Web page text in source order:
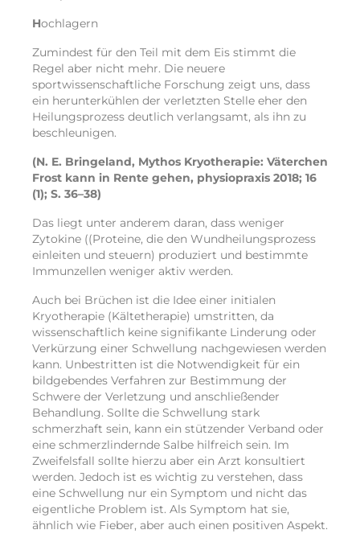
Hochlagern
Zumindest für den Teil mit dem Eis stimmt die
Regel aber nicht mehr. Die neuere
sportwissenschaftliche Forschung zeigt uns, dass
ein herunterkühlen der verletzten Stelle eher den
Heilungsprozess deutlich verlangsamt, als ihn zu
beschleunigen.
(N. E. Bringeland, Mythos Kryotherapie: Väterchen
Frost kann in Rente gehen, physiopraxis 2018; 16
(1); S. 36–38)
Das liegt unter anderem daran, dass weniger
Zytokine ((Proteine, die den Wundheilungsprozess
einleiten und steuern) produziert und bestimmte
Immunzellen weniger aktiv werden.
Auch bei Brüchen ist die Idee einer initialen
Kryotherapie (Kältetherapie) umstritten, da
wissenschaftlich keine signifikante Linderung oder
Verkürzung einer Schwellung nachgewiesen werden
kann. Unbestritten ist die Notwendigkeit für ein
bildgebendes Verfahren zur Bestimmung der
Schwere der Verletzung und anschließender
Behandlung. Sollte die Schwellung stark
schmerzhaft sein, kann ein stützender Verband oder
eine schmerzlindernde Salbe hilfreich sein. Im
Zweifelsfall sollte hierzu aber ein Arzt konsultiert
werden. Jedoch ist es wichtig zu verstehen, dass
eine Schwellung nur ein Symptom und nicht das
eigentliche Problem ist. Als Symptom hat sie,
ähnlich wie Fieber, aber auch einen positiven Aspekt.